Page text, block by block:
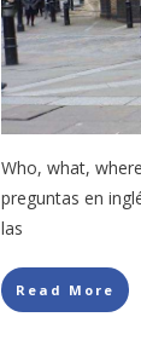
Who, what,
preguntas en
las
Read More